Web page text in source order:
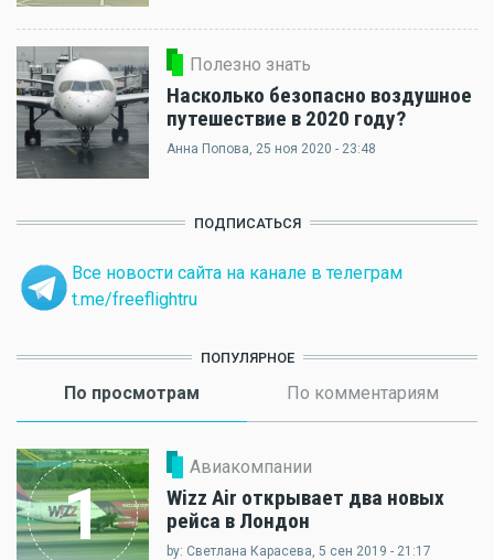
Полезно знать
Насколько безопасно воздушное
путешествие в 2020 году?
Анна Попова , 25 ноя 2020 - 23:48
ПОДПИСАТЬСЯ
Все новости сайта на канале в телеграм
t.me/freeflightru
ПОПУЛЯРНОЕ
По просмотрам (активная вкладка)
По комментариям
1
Авиакомпании
Wizz Air открывает два новых
рейса в Лондон
by: Светлана Карасева, 5 сен 2019 - 21:17